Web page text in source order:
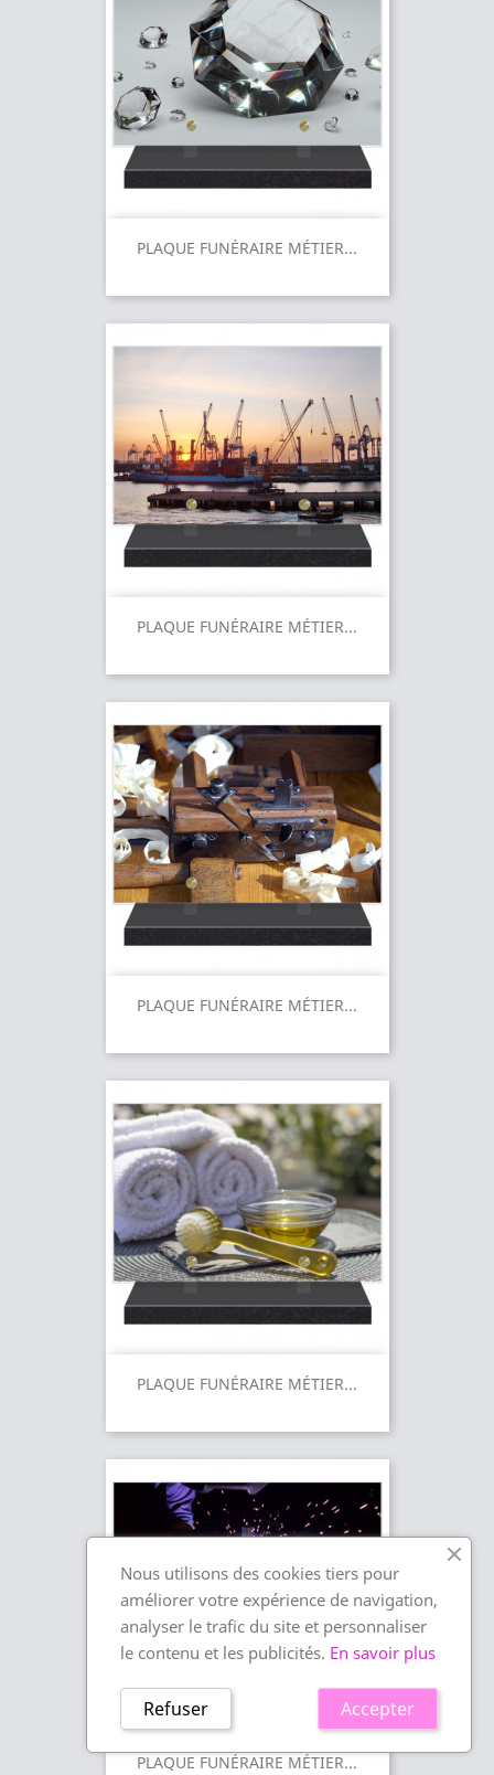
PLAQUE FUNÉRAIRE MÉTIER...
PLAQUE FUNÉRAIRE MÉTIER...
PLAQUE FUNÉRAIRE MÉTIER...
PLAQUE FUNÉRAIRE MÉTIER...
PLAQUE FUNÉRAIRE MÉTIER...
Nous utilisons des cookies tiers pour
améliorer votre expérience de navigation,
analyser le trafic du site et personnaliser
le contenu et les publicités. En savoir plus
Accepter
Refuser